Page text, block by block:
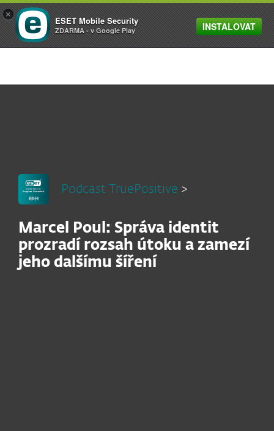
MENU
Podcast TruePositive >
Marcel Poul: Správa identit
prozradí rozsah útoku a zamezí
jeho dalšímu šíření
×
ESET Mobile Security
ZDARMA - v Google Play INSTALOVAT